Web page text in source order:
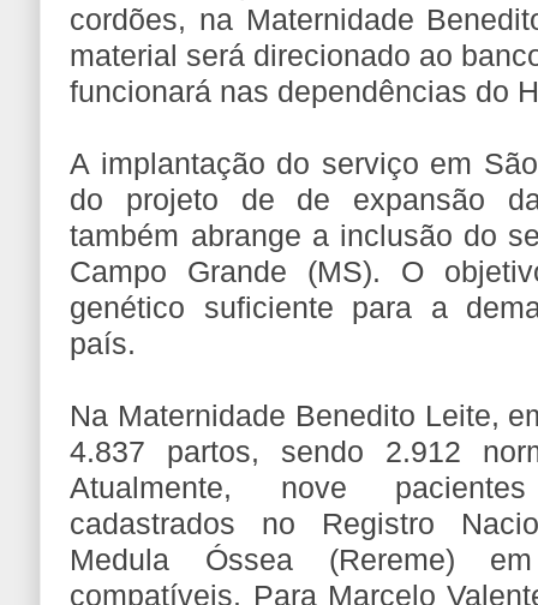
cordões, na Maternidade
material será direcionado ao
funcionará nas dependências do
A implantação do serviço em
do projeto de de expansão
também abrange a inclusão do
Campo Grande (MS). O
genético suficiente para a
país.
Na Maternidade Benedito Leite,
4.837 partos, sendo 2.912
Atualmente, nove
cadastrados no Registro
Medula Óssea (Rereme)
compatíveis. Para Marcelo